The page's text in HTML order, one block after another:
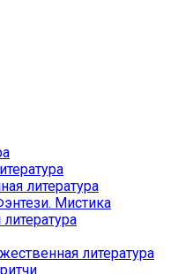
литература
Мистика
литература